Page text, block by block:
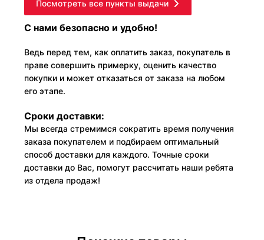
Посмотреть все пункты выдачи
С нами безопасно и удобно!
Ведь перед тем, как оплатить заказ, покупатель в
праве совершить примерку, оценить качество
покупки и может отказаться от заказа на любом
его этапе.
Сроки доставки:
Мы всегда стремимся сократить время получения
заказа покупателем и подбираем оптимальный
способ доставки для каждого. Точные сроки
доставки до Вас, помогут рассчитать наши ребята
из отдела продаж!